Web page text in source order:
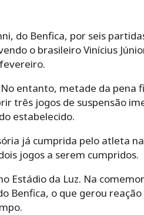
do Benfica, por seis
o brasileiro Vinícius
entanto, metade da pena
três jogos de suspensão
estabelecido.
já cumprida pelo atleta
jogos a serem cumpridos.
Estádio da Luz. Na
Benfica, o que gerou reação